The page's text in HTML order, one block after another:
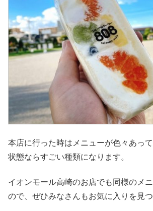
本店に行った時はメニューが色々あっ
状態ならすごい種類になります。
イオンモール高崎のお店でも同様のメ
ので、ぜひみなさんもお気に入りを見